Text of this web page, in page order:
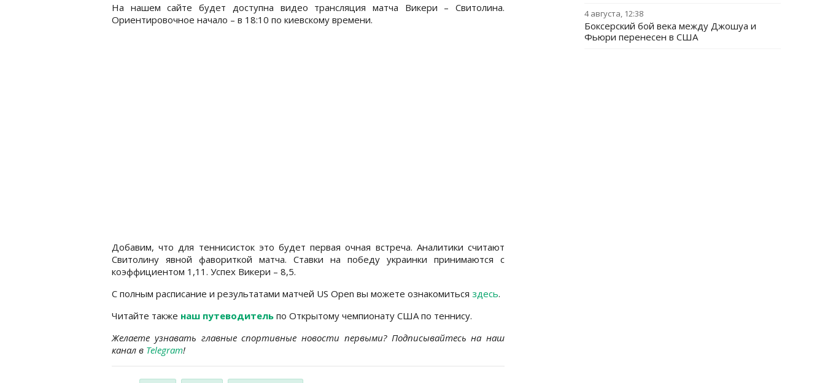
На нашем сайте будет доступна видео трансляция матча Викери – Свитолина.
Ориентировочное начало – в 18:10 по киевскому времени.
Добавим, что для теннисисток это будет первая очная встреча. Аналитики считают
Свитолину явной фавориткой матча. Ставки на победу украинки принимаются с
коэффициентом 1,11. Успех Викери – 8,5.
С полным расписание и результатами матчей US Open вы можете ознакомиться здесь.
Читайте также наш путеводитель по Открытому чемпионату США по теннису.
Желаете узнавать главные спортивные новости первыми? Подписывайтесь на наш
канал в Telegram!
4 августа, 12:38
Боксерский бой века между Джошуа и
Фьюри перенесен в США